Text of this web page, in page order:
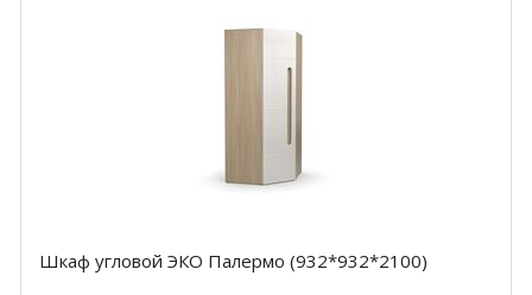
Шкаф угловой ЭКО Палермо (932*932*2100)